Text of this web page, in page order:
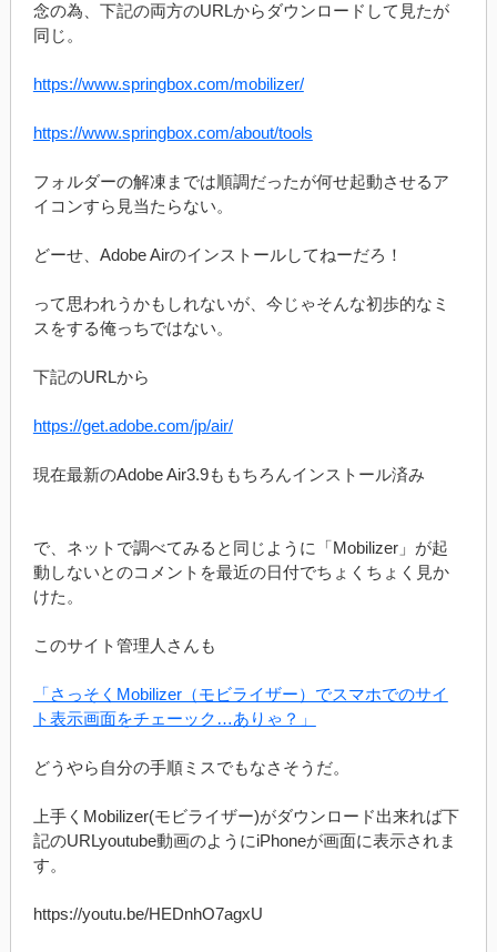
念の為、下記の両方のURLからダウンロードして見たが
同じ。
https://www.springbox.com/mobilizer/
https://www.springbox.com/about/tools
フォルダーの解凍までは順調だったが何せ起動させるア
イコンすら見当たらない。
どーせ、Adobe Airのインストールしてねーだろ！
って思われうかもしれないが、今じゃそんな初歩的なミ
スをする俺っちではない。
下記のURLから
https://get.adobe.com/jp/air/
現在最新のAdobe Air3.9ももちろんインストール済み
で、ネットで調べてみると同じように「Mobilizer」が起
動しないとのコメントを最近の日付でちょくちょく見か
けた。
このサイト管理人さんも
「さっそくMobilizer（モビライザー）でスマホでのサイ
ト表示画面をチェーック…ありゃ？」
どうやら自分の手順ミスでもなさそうだ。
上手くMobilizer(モビライザー)がダウンロード出来れば下
記のURLyoutube動画のようにiPhoneが画面に表示されま
す。
https://youtu.be/HEDnhO7agxU